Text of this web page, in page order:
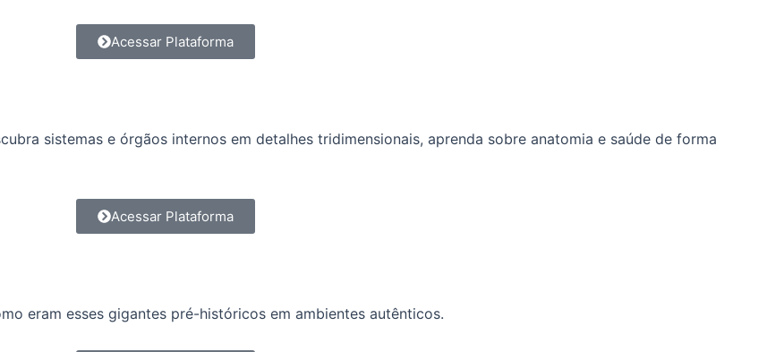
Acessar Plataforma
sistemas e órgãos internos em detalhes tridimensionais, aprenda sobre anatomia e saúde de forma
Acessar Plataforma
eram esses gigantes pré-históricos em ambientes autênticos.